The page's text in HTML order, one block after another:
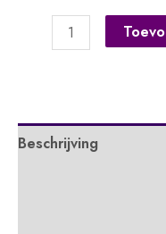
Oplossingsgericht
met
kinderen
Beschrijving